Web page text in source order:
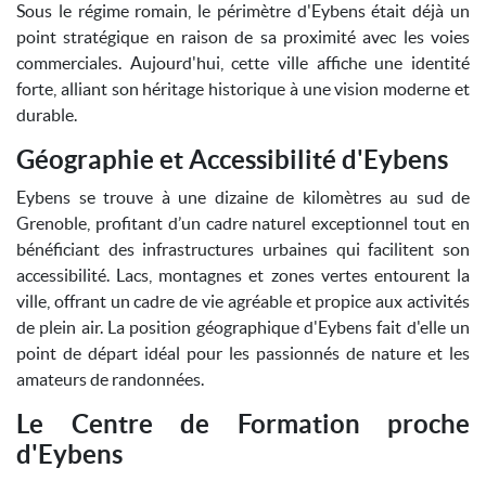
Sous le régime romain, le périmètre d'Eybens était déjà un
point stratégique en raison de sa proximité avec les voies
commerciales. Aujourd'hui, cette ville affiche une identité
forte, alliant son héritage historique à une vision moderne et
durable.
Géographie et Accessibilité d'Eybens
Eybens se trouve à une dizaine de kilomètres au sud de
Grenoble, profitant d’un cadre naturel exceptionnel tout en
bénéficiant des infrastructures urbaines qui facilitent son
accessibilité. Lacs, montagnes et zones vertes entourent la
ville, offrant un cadre de vie agréable et propice aux activités
de plein air. La position géographique d'Eybens fait d'elle un
point de départ idéal pour les passionnés de nature et les
amateurs de randonnées.
Le Centre de Formation proche
d'Eybens